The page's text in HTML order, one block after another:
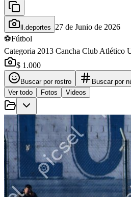
ll.deportes
27 de Junio de 2026
⚽Fútbol
Categoria 2013 Cancha Club Atlético
$ 1.000
Buscar por rostro
Buscar por
Ver todo
Fotos Videos